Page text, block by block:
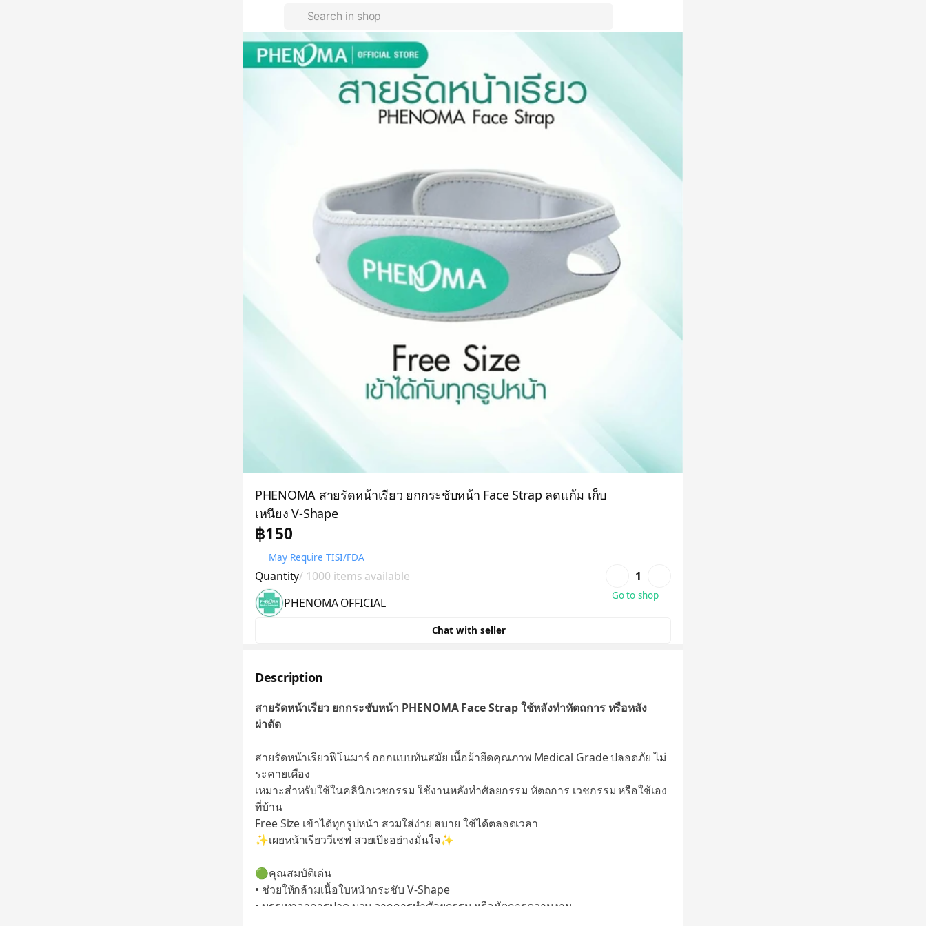
PHENOMA สายรัดหน้าเรียว ยกกระชับหน้า Face Strap ลดแก้ม เก็บ
เหนียง V-Shape
฿150
May Require TISI/FDA
Quantity/ 1000 items available
1
PHENOMA OFFICIAL
Go to shop
Chat with seller
Description
สายรัดหน้าเรียว ยกกระชับหน้า PHENOMA Face Strap ใช้หลังทำหัตถการ หรือหลัง
ผ่าตัด
สายรัดหน้าเรียวฟีโนมาร์ ออกแบบทันสมัย เนื้อผ้ายืดคุณภาพ Medical Grade ปลอดภัย ไม่
ระคายเคือง
เหมาะสำหรับใช้ในคลินิกเวชกรรม ใช้งานหลังทำศัลยกรรม หัตถการ เวชกรรม หรือใช้เอง
ที่บ้าน
Free Size เข้าได้ทุกรูปหน้า สวมใส่ง่าย สบาย ใช้ได้ตลอดเวลา
✨เผยหน้าเรียววีเชฟ สวยเป๊ะอย่างมั่นใจ✨
🟢คุณสมบัติเด่น
• ช่วยให้กล้ามเนื้อใบหน้ากระชับ V-Shape
• บรรเทาอาการปวด บวม จากการทำศัลยกรรม หรือหัตการความงาม